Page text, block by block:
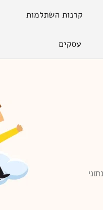
קרנות השתלמות
עסקים